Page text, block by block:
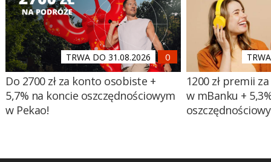
TRWA DO 31.08.2026
Do 2700 zł za konto osobiste +
5,7% na koncie oszczędnościowym
w Pekao!
1200 zł premii
w mBanku +